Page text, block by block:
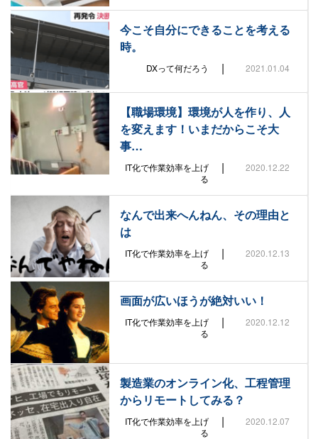
今こそ自分にできることを考える
時。
DXって何だろう | 2021.01.04
【職場環境】環境が人を作り、人
を変えます！いまだからこそ大
事…
IT化で作業効率を上げ
る
| 2020.12.22
なんで出来へんねん、その理由と
は
IT化で作業効率を上げ
る
| 2020.12.13
画面が広いほうが絶対いい！
IT化で作業効率を上げ
る
| 2020.12.12
製造業のオンライン化、工程管理
からリモートしてみる？
IT化で作業効率を上げ
る
| 2020.12.07